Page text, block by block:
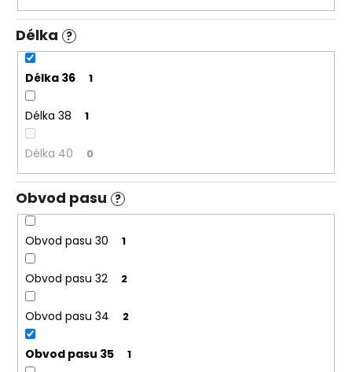
Délka ?
Délka 36 1
Délka 38 1
Délka 40 0
Obvod pasu ?
Obvod pasu 30 1
Obvod pasu 32 2
Obvod pasu 34 2
Obvod pasu 35 1
e
PÁNSKÉ
ŠEDÉ
DŽÍNY
BRAX
CADIZ
GREY
SMOKE,
PRODLOUŽENÉ
2
399
Kč